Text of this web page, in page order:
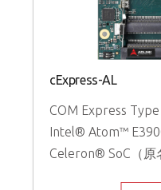
cExpress-AL
COM Express
Intel® Atom™
Celeron® SoC（原